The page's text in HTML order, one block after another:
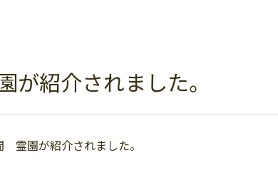
紹介されました。
園が紹介されました。